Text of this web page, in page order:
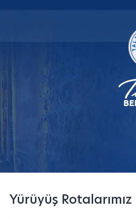
Yürüyüş Rotalarımız